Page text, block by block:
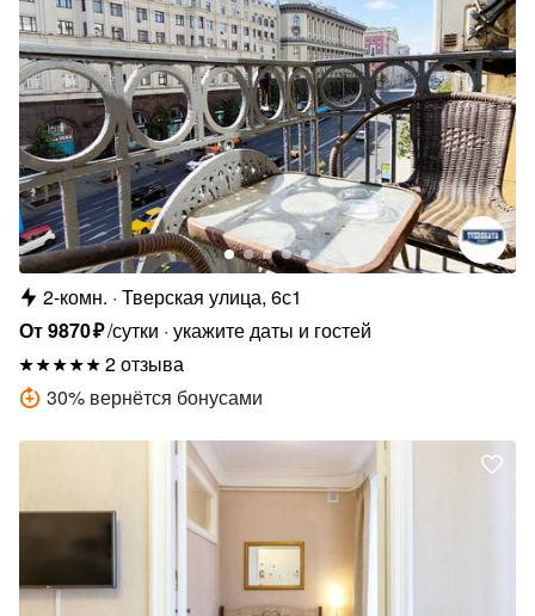
2-комн. Тверская улица, 6с1
От9870₽/сутки укажите даты и гостей
2 отзыва
30% вернётся бонусами